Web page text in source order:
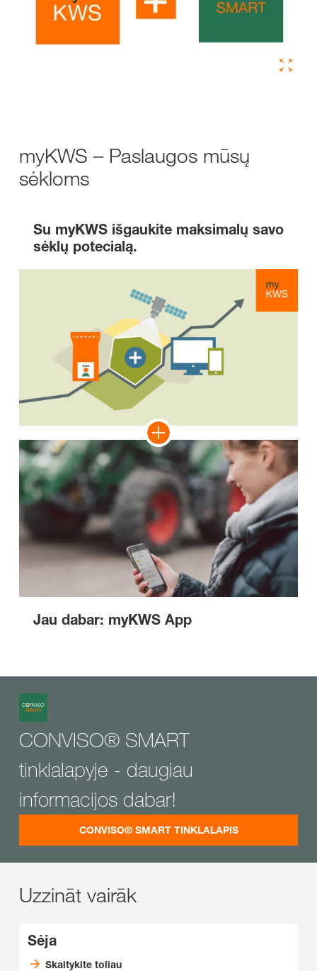
myKWS – Paslaugos mūsų
sėkloms
Su myKWS išgaukite maksimalų savo
sėklų potecialą.
Jau dabar: myKWS App
CONVISO® SMART
tinklalapyje - daugiau
informacijos dabar! ​
CONVISO® SMART TINKLALAPIS
Uzzināt vairāk
Sėja
Skaitykite toliau